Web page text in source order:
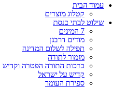
עמוד הבית
קטלוג מוצרים
שילוט לבתי כנסת
7 המינים
מודים דרבנן
תפילה לשלום המדינה
מזמור לתודה
ברכות התורה הפטרה וקדיש
קדיש על ישראל
ספירת העומר